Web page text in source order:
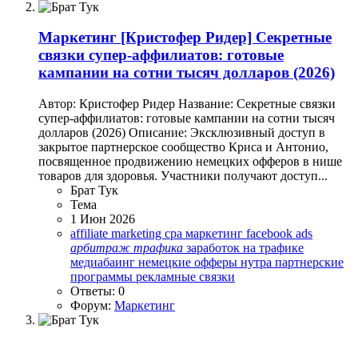
Маркетинг [Кристофер Ридер] Секретные
связки супер-аффилиатов: готовые
кампании на сотни тысяч долларов (2026)
Автор: Кристофер Ридер Название: Секретные связки
супер-аффилиатов: готовые кампании на сотни тысяч
долларов (2026) Описание: Эксклюзивный доступ в
закрытое партнерское сообщество Криса и Антонио,
посвященное продвижению немецких офферов в нише
товаров для здоровья. Участники получают доступ...
Брат Тук
Тема
1 Июн 2026
affiliate marketing cpa маркетинг facebook ads
арбитраж трафика заработок на трафике
медиабаинг немецкие офферы нутра партнерские
программы рекламные связки
Ответы: 0
Форум: Маркетинг